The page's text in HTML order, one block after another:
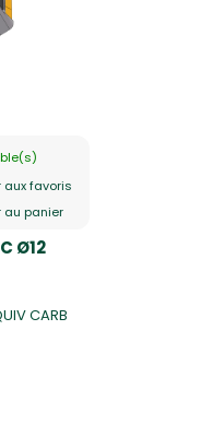
aux favoris
au panier
Ø12
CARB